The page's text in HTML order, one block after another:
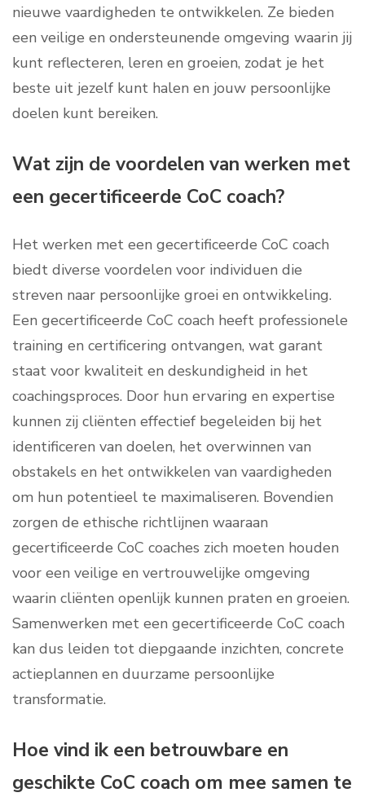
nieuwe vaardigheden te ontwikkelen. Ze bieden
een veilige en ondersteunende omgeving waarin jij
kunt reflecteren, leren en groeien, zodat je het
beste uit jezelf kunt halen en jouw persoonlijke
doelen kunt bereiken.
Wat zijn de voordelen van werken met
een gecertificeerde CoC coach?
Het werken met een gecertificeerde CoC coach
biedt diverse voordelen voor individuen die
streven naar persoonlijke groei en ontwikkeling.
Een gecertificeerde CoC coach heeft professionele
training en certificering ontvangen, wat garant
staat voor kwaliteit en deskundigheid in het
coachingsproces. Door hun ervaring en expertise
kunnen zij cliënten effectief begeleiden bij het
identificeren van doelen, het overwinnen van
obstakels en het ontwikkelen van vaardigheden
om hun potentieel te maximaliseren. Bovendien
zorgen de ethische richtlijnen waaraan
gecertificeerde CoC coaches zich moeten houden
voor een veilige en vertrouwelijke omgeving
waarin cliënten openlijk kunnen praten en groeien.
Samenwerken met een gecertificeerde CoC coach
kan dus leiden tot diepgaande inzichten, concrete
actieplannen en duurzame persoonlijke
transformatie.
Hoe vind ik een betrouwbare en
geschikte CoC coach om mee samen te